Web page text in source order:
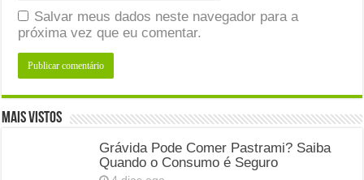
Salvar meus dados neste navegador para a
próxima vez que eu comentar.
Mais Vistos
Grávida Pode Comer Pastrami? Saiba
Quando o Consumo é Seguro